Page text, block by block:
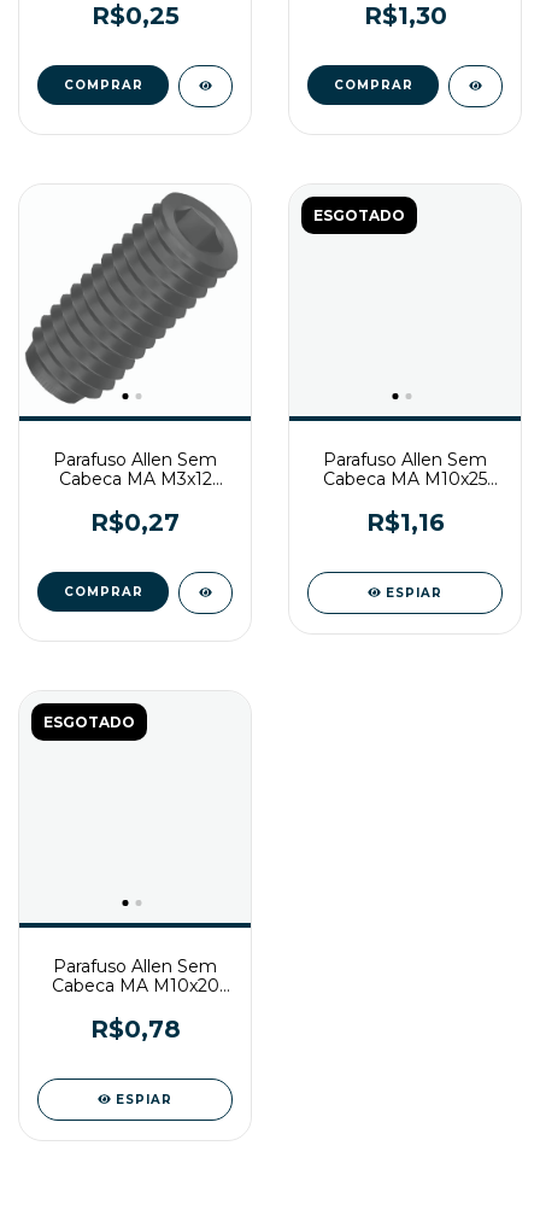
R$0,25 R$1,30
Parafuso Allen Sem
Cabeca MA M3x12
R$0,27
ESGOTADO
Parafuso Allen Sem
Cabeca MA M10x25
R$1,16
ESPIAR
ESGOTADO
Parafuso Allen Sem
Cabeca MA M10x20
R$0,78
ESPIAR